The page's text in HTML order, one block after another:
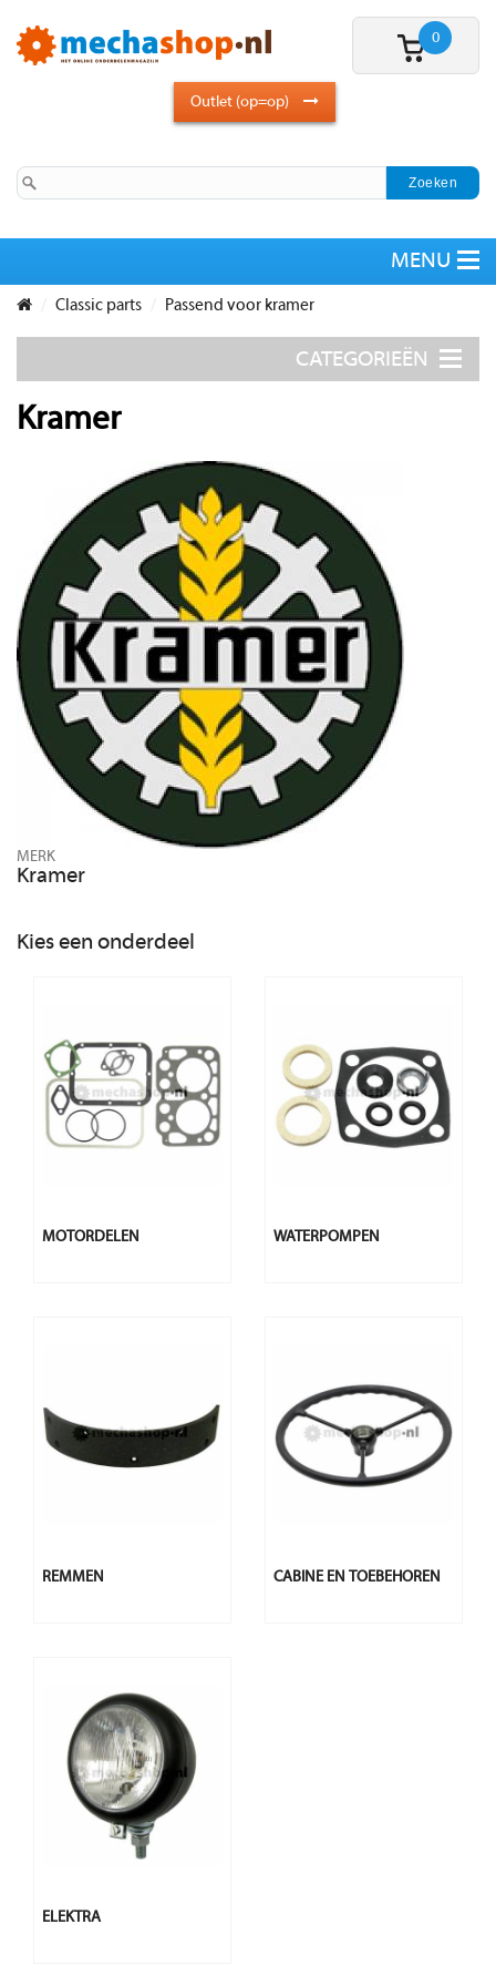
0
Outlet (op=op)
Classic parts Passend voor kramer
Kramer
MERK
Kramer
Kies een onderdeel
MOTORDELEN WATERPOMPEN
REMMEN CABINE EN TOEBEHOREN
ELEKTRA